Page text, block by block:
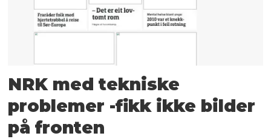
NRK med tekniske
problemer -fikk ikke bilder
på fronten